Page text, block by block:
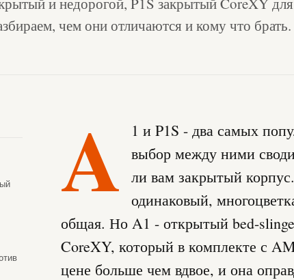
чем они отличаются и кому что брать.
A
1 и P1S - два самых
выбор между ними
ли вам закрытый
одинаковый,
общая. Но A1 - открытый bed-
CoreXY, который в комплекте с
цене больше чем вдвое, и она